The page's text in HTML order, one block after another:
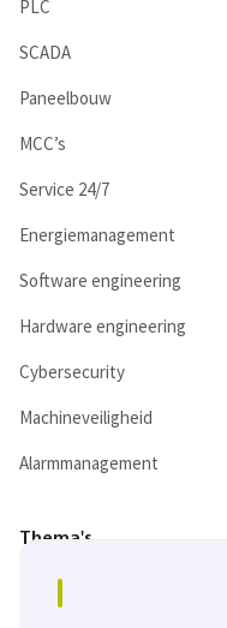
PLC
SCADA
Paneelbouw
MCC’s
Service 24/7
Energiemanagement
Software engineering
Hardware engineering
Cybersecurity
Machineveiligheid
Alarmmanagement
Thema's